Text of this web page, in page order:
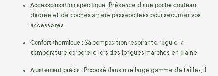
Accessoirisation spécifique : Présence d'une poche couteau
dédiée et de poches arrière passepoilées pour sécuriser vos
accessoires.
Confort thermique : Sa composition respirante régule la
température corporelle lors des longues marches en plaine.
Ajustement précis : Proposé dans une large gamme de tailles, il